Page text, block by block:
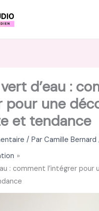
d’eau :
pour une
et tendance
/ ParCamille Bernard
: comment l’intégrer pour